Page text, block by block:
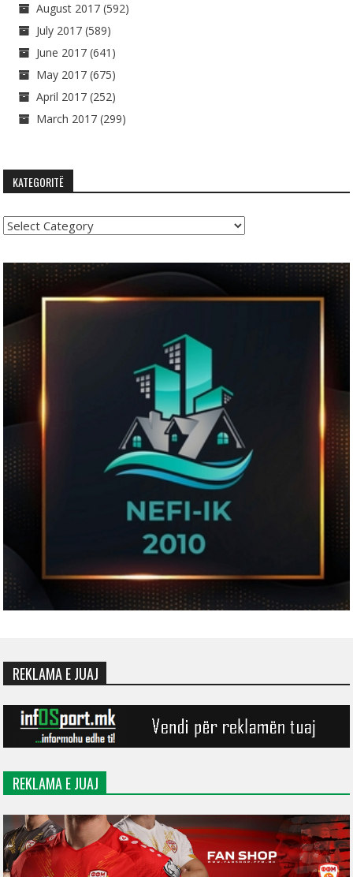
August 2017 (592)
July 2017 (589)
June 2017 (641)
May 2017 (675)
April 2017 (252)
March 2017 (299)
KATEGORITË
Kategoritë
REKLAMA E JUAJ
REKLAMA E JUAJ